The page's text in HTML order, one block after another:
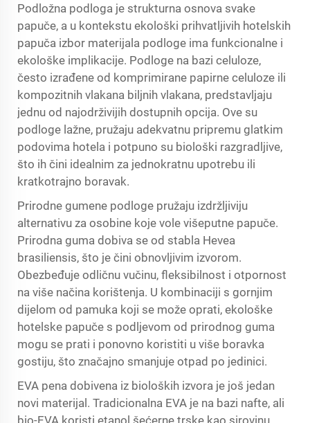
Podložna podloga je strukturna osnova svake
papuče, a u kontekstu ekološki prihvatljivih hotelskih
papuča izbor materijala podloge ima funkcionalne i
ekološke implikacije. Podloge na bazi celuloze,
često izrađene od komprimirane papirne celuloze ili
kompozitnih vlakana biljnih vlakana, predstavljaju
jednu od najodrživijih dostupnih opcija. Ove su
podloge lažne, pružaju adekvatnu pripremu glatkim
podovima hotela i potpuno su biološki razgradljive,
što ih čini idealnim za jednokratnu upotrebu ili
kratkotrajno boravak.
Prirodne gumene podloge pružaju izdržljiviju
alternativu za osobine koje vole višeputne papuče.
Prirodna guma dobiva se od stabla Hevea
brasiliensis, što je čini obnovljivim izvorom.
Obezbeđuje odličnu vučinu, fleksibilnost i otpornost
na više načina korištenja. U kombinaciji s gornjim
dijelom od pamuka koji se može oprati, ekološke
hotelske papuče s podljevom od prirodnog guma
mogu se prati i ponovno koristiti u više boravka
gostiju, što značajno smanjuje otpad po jedinici.
EVA pena dobivena iz bioloških izvora je još jedan
novi materijal. Tradicionalna EVA je na bazi nafte, ali
bio-EVA koristi etanol šećerne trske kao sirovinu,